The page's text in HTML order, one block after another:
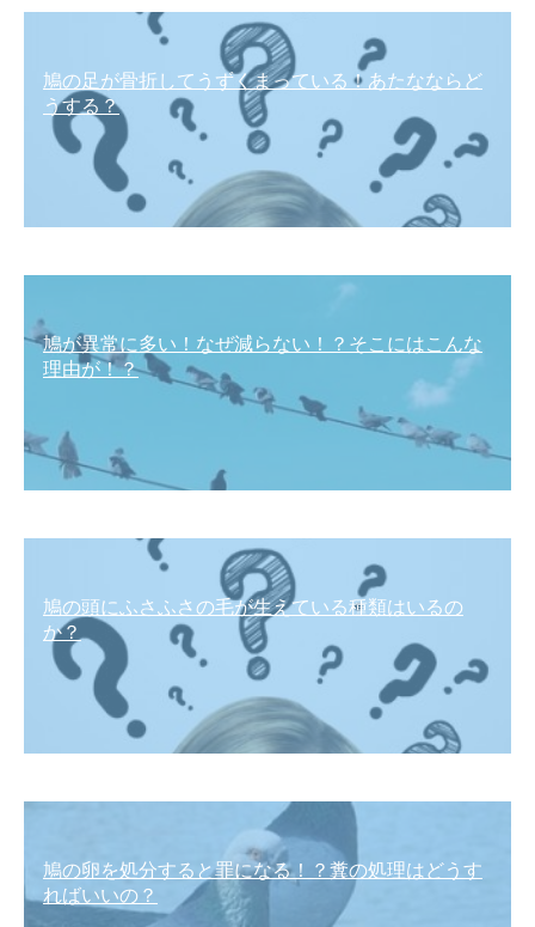
鳩の足が骨折してうずくまっている！あたなならど
うする？
鳩が異常に多い！なぜ減らない！？そこにはこんな
理由が！？
鳩の頭にふさふさの毛が生えている種類はいるの
か？
鳩の卵を処分すると罪になる！？糞の処理はどうす
ればいいの？